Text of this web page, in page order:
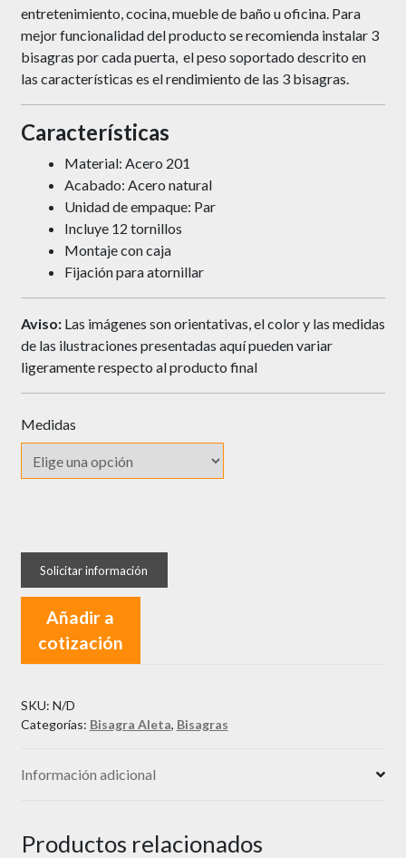
entretenimiento, cocina, mueble de baño u oficina. Para
mejor funcionalidad del producto se recomienda instalar 3
bisagras por cada puerta, el peso soportado descrito en
las características es el rendimiento de las 3 bisagras.
Características
Material: Acero 201
Acabado: Acero natural
Unidad de empaque: Par
Incluye 12 tornillos
Montaje con caja
Fijación para atornillar
Aviso: Las imágenes son orientativas, el color y las medidas
de las ilustraciones presentadas aquí pueden variar
ligeramente respecto al producto final
Medidas
MOBILE
Acero
BA011
cantidad
Añadir a
cotización
SKU: N/D
Categorías: Bisagra Aleta, Bisagras
Información adicional
Productos relacionados